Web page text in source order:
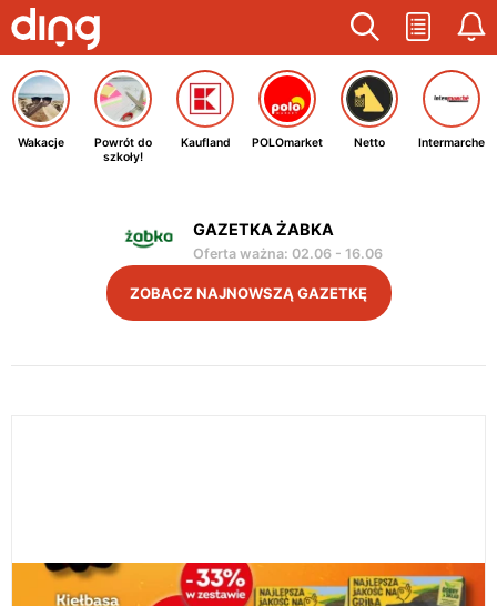
Wakacje
Powrót do
szkoły!
Kaufland POLOmarket Netto Intermarche
GAZETKA ŻABKA
Oferta ważna: 02.06- 16.06
ZOBACZ NAJNOWSZĄ GAZETKĘ